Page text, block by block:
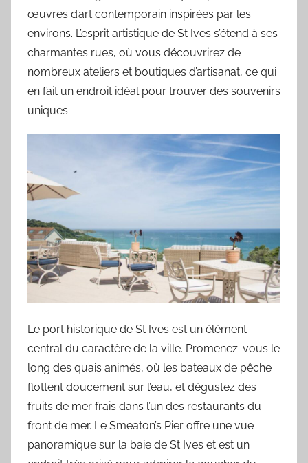
œuvres d’art contemporain inspirées par les
environs. L’esprit artistique de St Ives s’étend à ses
charmantes rues, où vous découvrirez de
nombreux ateliers et boutiques d’artisanat, ce qui
en fait un endroit idéal pour trouver des souvenirs
uniques.
Le port historique de St Ives est un élément
central du caractère de la ville. Promenez-vous le
long des quais animés, où les bateaux de pêche
flottent doucement sur l’eau, et dégustez des
fruits de mer frais dans l’un des restaurants du
front de mer. Le Smeaton’s Pier offre une vue
panoramique sur la baie de St Ives et est un